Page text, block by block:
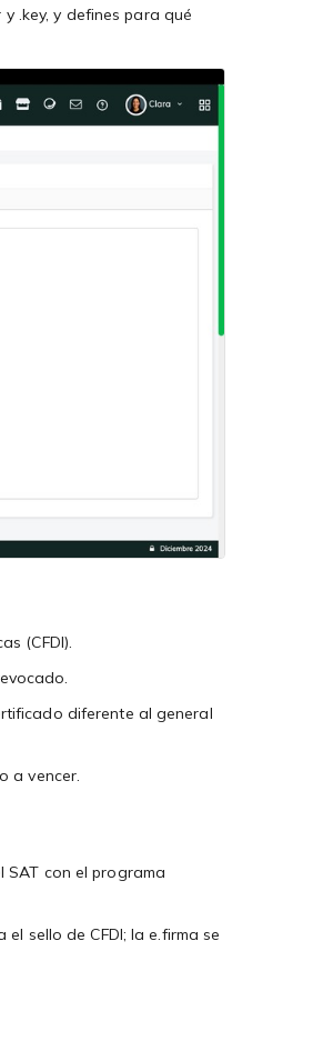
.key, y defines para qué
(CFDI).
diferente al general
a vencer.
SAT con el programa
sello de CFDI; la e.firma se